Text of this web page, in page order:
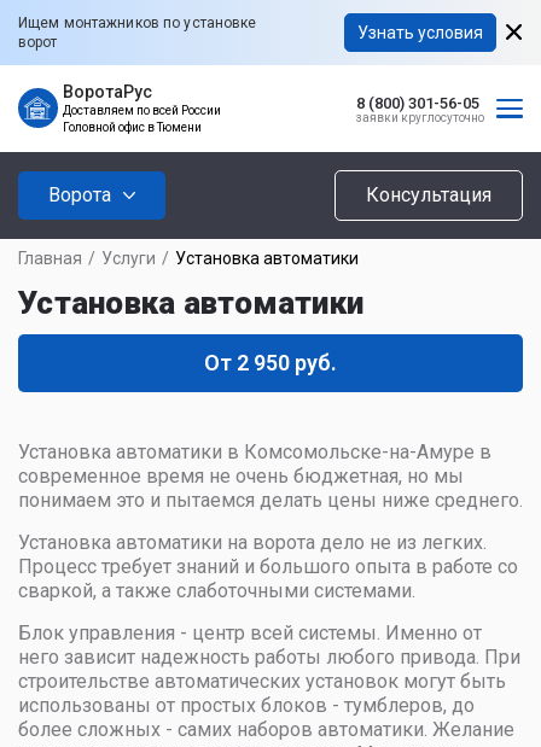
Ищем монтажников по установке
ворот
Узнать условия
ВоротаРус
Доставляем по всей России
Головной офис в Тюмени
8 (800) 301-56-05
заявки круглосуточно
Ворота Консультация
Главная / Услуги / Установка автоматики
Установка автоматики
От 2 950 руб.
Установка автоматики в Комсомольске-на-Амуре в
современное время не очень бюджетная, но мы
понимаем это и пытаемся делать цены ниже среднего.
Установка автоматики на ворота дело не из легких.
Процесс требует знаний и большого опыта в работе со
сваркой, а также слаботочными системами.
Блок управления - центр всей системы. Именно от
него зависит надежность работы любого привода. При
строительстве автоматических установок могут быть
использованы от простых блоков - тумблеров, до
более сложных - самих наборов автоматики. Желание